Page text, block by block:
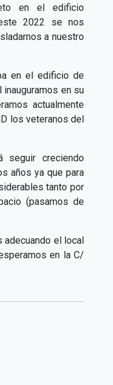
en el edificio
2022 se nos
a nuestro
en el edificio de
en su
actualmente
los veteranos del
seguir creciendo
años ya que para
tanto por
(pasamos de
el local
en la C/